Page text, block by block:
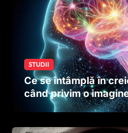
STUDII
Ce se întâmplă în
când privim o
Studiul care explică